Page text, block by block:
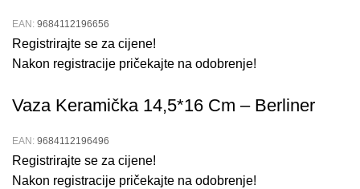
EAN: 9684112196656
Registrirajte se za cijene!
Nakon registracije pričekajte na odobrenje!
Vaza Keramička 14,5*16 Cm – Berliner
EAN: 9684112196496
Registrirajte se za cijene!
Nakon registracije pričekajte na odobrenje!